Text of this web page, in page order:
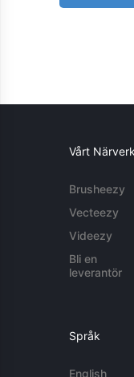
Vårt Närverk
Brusheezy
Vecteezy
Videezy
Bli en
leverantör
Språk
English